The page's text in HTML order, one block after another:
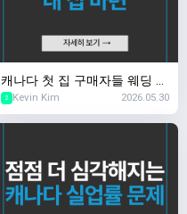
캐나다 첫 집 구매자들 웨딩 비
용 아껴 내 집 마련
2 Kevin Kim 2026.05.30